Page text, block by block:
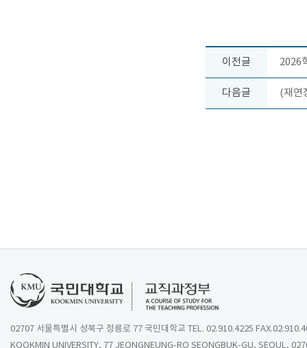
이전글 2026
다음글 (재연
02707 서울특별시 성북구 정릉로 77 국민대학교 TEL. 02.910.4225
KOOKMIN UNIVERSITY, 77 JEONGNEUNG-RO SEONGBUK-GU, SEOUL,